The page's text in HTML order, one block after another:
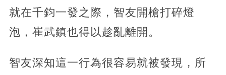
就在千鈞一發之際，智友開槍打碎燈
泡，崔武鎮也得以趁亂離開。
智友深知這一行為很容易就被發現，所